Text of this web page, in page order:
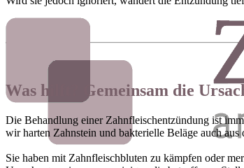
Was hilft? Gemeinsam die
Die Behandlung einer Zahnfleischentzündung ist
wir harten Zahnstein und bakterielle Beläge auch
Sie haben mit Zahnfleischbluten zu kämpfen oder